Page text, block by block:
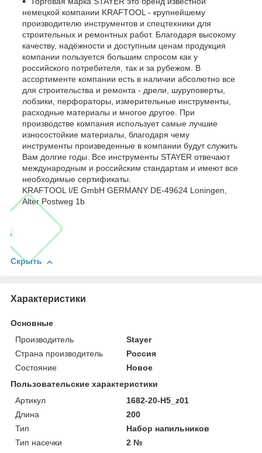
немецкой компании KRAFTOOL - крупнейшему
производителю инструментов и спецтехники для
строительных и ремонтных работ. Благодаря высокому
качеству, надёжности и доступным ценам продукция
компании пользуется большим спросом как у
российского потребителя, так и за рубежом. В
ассортименте компании есть в наличии абсолютно все
для строительства и ремонта - дрели, шуруповерты,
лобзики, перфораторы, измерительные инструменты,
расходные материалы и многое другое. При
производстве компания использует самые лучшие
износостойкие материалы, благодаря чему
инструменты произведенные в компании будут служить
Вам долгие годы. Все инструменты STAYER отвечают
международным и российским стандартам и имеют все
необходимые сертификаты.
KRAFTOOL I/E GmbH GERMANY DE-49624 Loningen,
Alter Postweg 1b
Скрыть
Характеристики
Основные
Производитель
Stayer
Страна производитель
Россия
Состояние
Новое
Пользовательские характеристики
Артикул
1682-20-H5_z01
Длина
200
Тип
Набор напильников
Тип насечки
2 №